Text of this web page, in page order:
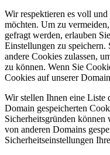
Wir respektieren es voll
möchten. Um zu
gefragt werden, erlauben
Einstellungen zu speichern.
andere Cookies zulassen,
zu können. Wenn Sie
Cookies auf unserer
Wir stellen Ihnen eine Liste
Domain gespeicherten
Sicherheitsgründen
von anderen Domains
Sicherheitseinstellungen